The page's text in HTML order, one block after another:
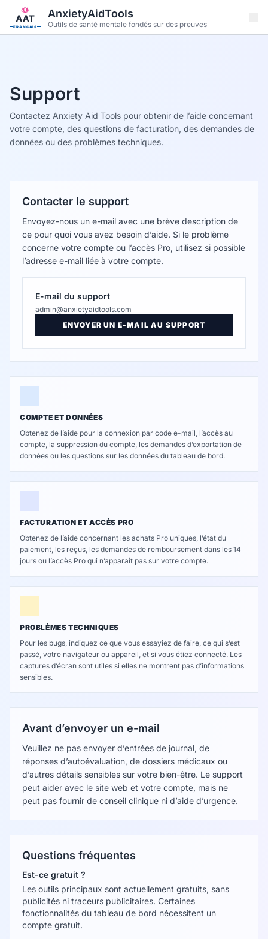
Aller au contenu principal
FRANÇAIS
AnxietyAidTools
Outils de santé mentale fondés sur des preuves
Support
Contactez Anxiety Aid Tools pour obtenir de l’aide concernant
votre compte, des questions de facturation, des demandes de
données ou des problèmes techniques.
Contacter le support
Envoyez-nous un e-mail avec une brève description de
ce pour quoi vous avez besoin d’aide. Si le problème
concerne votre compte ou l’accès Pro, utilisez si possible
l’adresse e-mail liée à votre compte.
E-mail du support
admin@anxietyaidtools.com
ENVOYER UN E-MAIL AU SUPPORT
COMPTE ET DONNÉES
Obtenez de l’aide pour la connexion par code e-mail, l’accès au
compte, la suppression du compte, les demandes d’exportation de
données ou les questions sur les données du tableau de bord.
FACTURATION ET ACCÈS PRO
Obtenez de l’aide concernant les achats Pro uniques, l’état du
paiement, les reçus, les demandes de remboursement dans les 14
jours ou l’accès Pro qui n’apparaît pas sur votre compte.
PROBLÈMES TECHNIQUES
Pour les bugs, indiquez ce que vous essayiez de faire, ce qui s’est
passé, votre navigateur ou appareil, et si vous étiez connecté. Les
captures d’écran sont utiles si elles ne montrent pas d’informations
sensibles.
Avant d’envoyer un e-mail
Veuillez ne pas envoyer d’entrées de journal, de
réponses d’autoévaluation, de dossiers médicaux ou
d’autres détails sensibles sur votre bien-être. Le support
peut aider avec le site web et votre compte, mais ne
peut pas fournir de conseil clinique ni d’aide d’urgence.
Questions fréquentes
Est-ce gratuit ?
Les outils principaux sont actuellement gratuits, sans
publicités ni traceurs publicitaires. Certaines
fonctionnalités du tableau de bord nécessitent un
compte gratuit.